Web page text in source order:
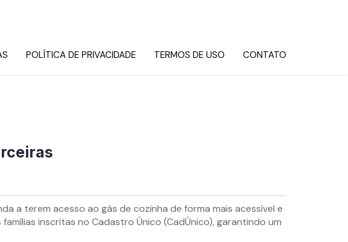
POLÍTICA DE PRIVACIDADE TERMOS DE USO CONTATO
a terem acesso ao gás de cozinha de forma mais acessível e
inscritas no Cadastro Único (CadÚnico), garantindo um